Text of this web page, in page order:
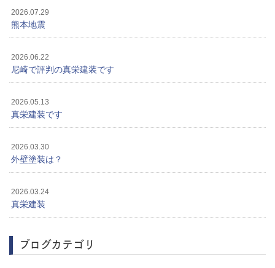
2026.07.29
熊本地震
2026.06.22
尼崎で評判の真栄建装です
2026.05.13
真栄建装です
2026.03.30
外壁塗装は？
2026.03.24
真栄建装
ブログカテゴリ